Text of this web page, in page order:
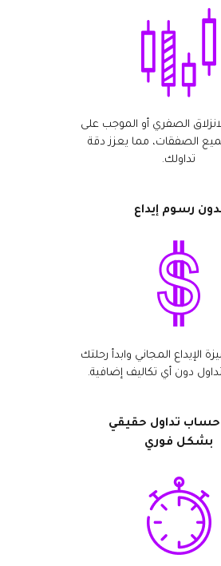
الصفري أو الموجب على
الصفقات، مما يعزز دقة
تداولك.
رسوم إيداع
الإيداع المجاني وابدأ رحلتك
دون أي تكاليف إضافية.
حساب تداول حقيقي
بشكل فوري